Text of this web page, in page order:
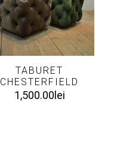
TABURET
CHESTERFIELD
1,500.00 lei